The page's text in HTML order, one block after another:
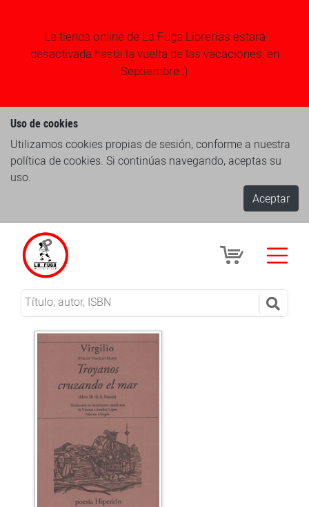
La tienda online de La Fuga Librerias estará
desactivada hasta la vuelta de las vacaciones, en
Septiembre ;)
Uso de cookies
Utilizamos cookies propias de sesión, conforme a nuestra
política de cookies. Si continúas navegando, aceptas su
uso.
Aceptar